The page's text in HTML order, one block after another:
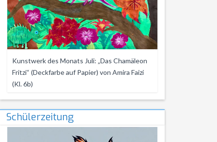
Kunstwerk des Monats Juli: „Das Chamäleon
Fritzi“ (Deckfarbe auf Papier) von Amira Faizi
(Kl. 6b)
Schülerzeitung